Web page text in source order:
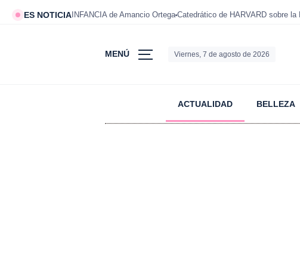
ES NOTICIA INFANCIA de Amancio Ortega Catedrático de HARVARD sobre la
MENÚ Viernes, 7 de agosto de 2026
ACTUALIDAD BELLEZA